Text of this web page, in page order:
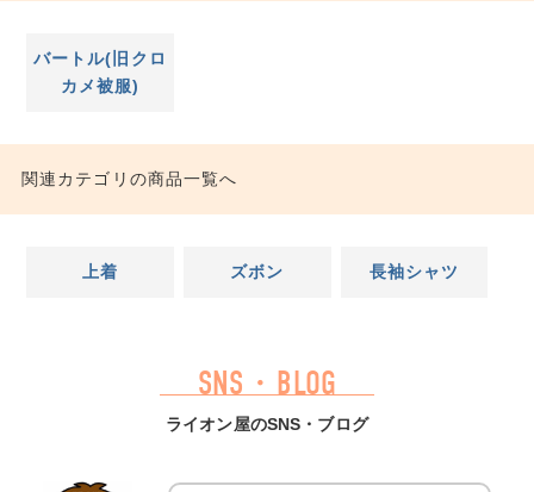
バートル(旧クロ
カメ被服)
関連カテゴリの商品一覧へ
上着 ズボン 長袖シャツ
SNS・BLOG
ライオン屋のSNS・ブログ